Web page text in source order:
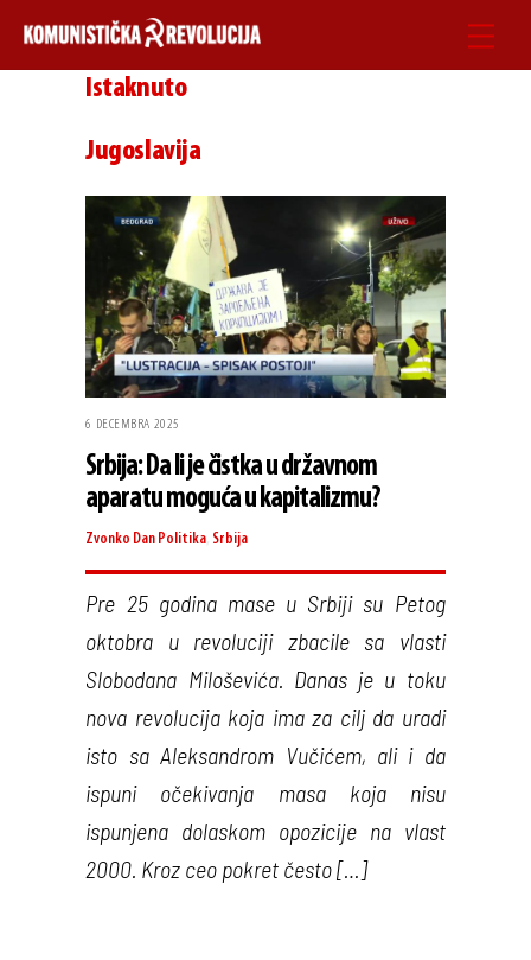
Istaknuto
Jugoslavija
6 DECEMBRA 2025
Srbija: Da li je čistka u državnom
aparatu moguća u kapitalizmu?
Zvonko Dan Politika Srbija
Pre 25 godina mase u Srbiji su Petog
oktobra u revoluciji zbacile sa vlasti
Slobodana Miloševića. Danas je u toku
nova revolucija koja ima za cilj da uradi
isto sa Aleksandrom Vučićem, ali i da
ispuni očekivanja masa koja nisu
ispunjena dolaskom opozicije na vlast
2000. Kroz ceo pokret često […]